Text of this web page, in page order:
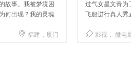
故事。我被梦境困
何出现？我的灵魂
 福建，厦门
过气女星文青为
飞船进行真人秀
 影视， 微电